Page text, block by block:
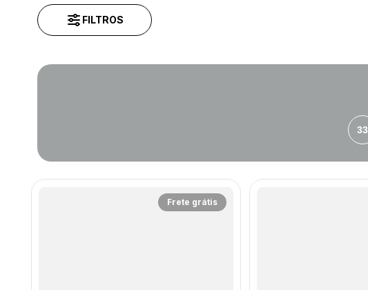
FILTROS
33
Frete grátis